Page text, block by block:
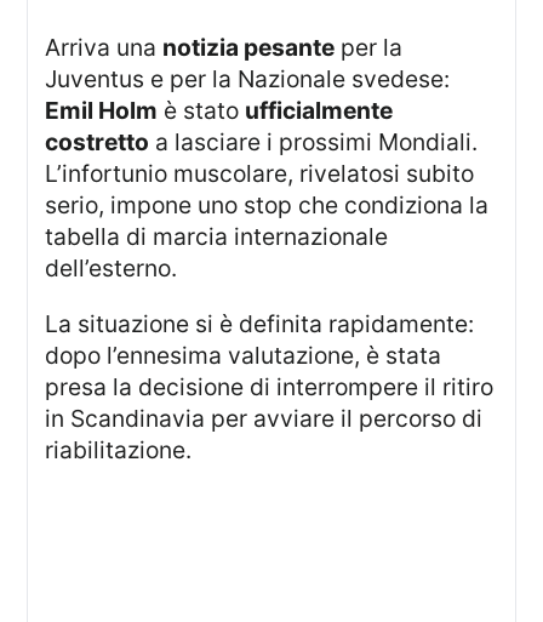
Arriva una notizia pesante per la
Juventus e per la Nazionale svedese:
Emil Holm è stato ufficialmente
costretto a lasciare i prossimi Mondiali.
L’infortunio muscolare, rivelatosi subito
serio, impone uno stop che condiziona la
tabella di marcia internazionale
dell’esterno.
La situazione si è definita rapidamente:
dopo l’ennesima valutazione, è stata
presa la decisione di interrompere il ritiro
in Scandinavia per avviare il percorso di
riabilitazione.